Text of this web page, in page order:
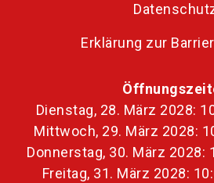
Erklärung zur
Dienstag, 28. März 2028:
Mittwoch, 29. März 2028:
Donnerstag, 30. März 2028:
Freitag, 31. März 2028: